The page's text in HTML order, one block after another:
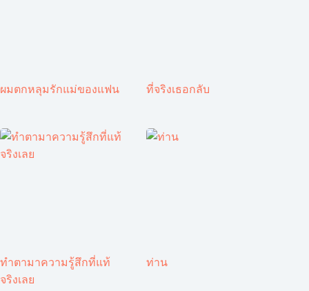
ผมตกหลุมรักแม่ของแฟน ที่จริงเธอกลับ
ทำตามาความรู้สึกที่แท้
จริงเลย
ท่าน